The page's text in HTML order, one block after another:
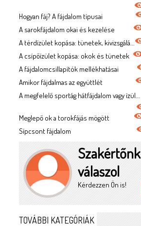
Hogyan fáj? A fájdalom típusai
A sarokfájdalom okai és kezelése
A térdízület kopása: tünetek, kivizsgálá...
A csípőízület kopása: okok és tünetek
A fájdalomcsillapítók mellékhatásai
Amikor fájdalmas az együttlét
A megfelelő sportág hátfájdalom vagy ízül...
Meglepő ok a torokfájás mögött
Sípcsont fájdalom
Szakértőnk
válaszol
Kérdezzen Ön is!
TOVÁBBI KATEGÓRIÁK